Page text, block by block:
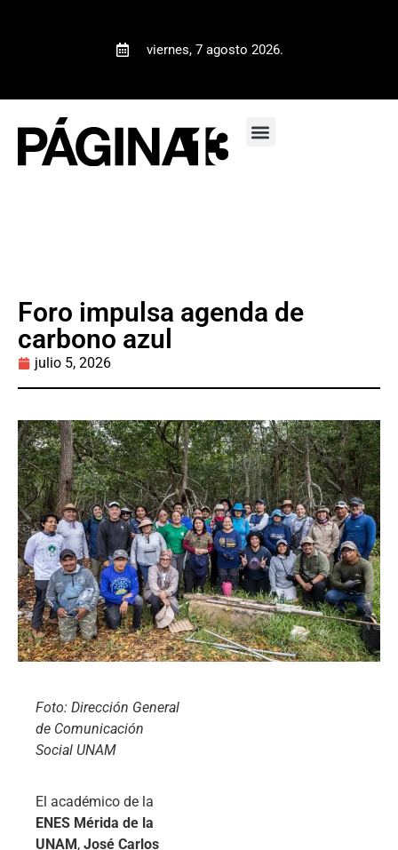
viernes, 7 agosto 2026.
Foro impulsa agenda de
carbono azul
julio 5, 2026
Foto: Dirección General
de Comunicación
Social UNAM
El académico de la
ENES Mérida de la
UNAM, José Carlos